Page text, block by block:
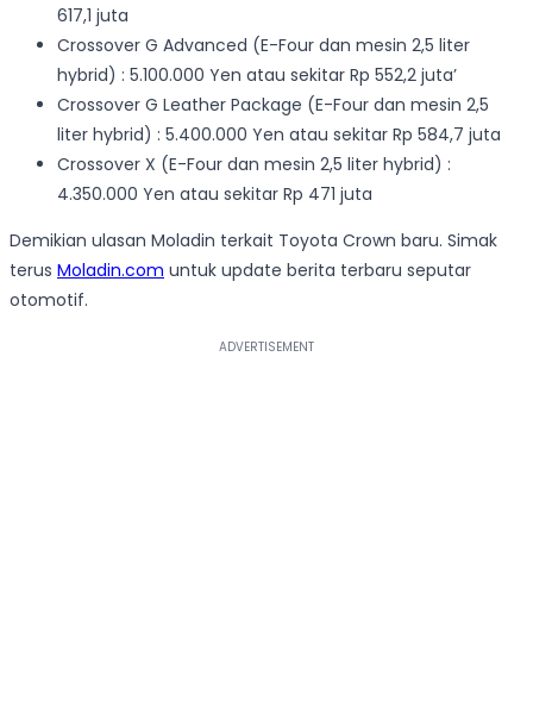
617,1 juta
Crossover G Advanced (E-Four dan mesin 2,5 liter
hybrid) : 5.100.000 Yen atau sekitar Rp 552,2 juta’
Crossover G Leather Package (E-Four dan mesin 2,5
liter hybrid) : 5.400.000 Yen atau sekitar Rp 584,7 juta
Crossover X (E-Four dan mesin 2,5 liter hybrid) :
4.350.000 Yen atau sekitar Rp 471 juta
Demikian ulasan Moladin terkait Toyota Crown baru. Simak
terus Moladin.com untuk update berita terbaru seputar
otomotif.